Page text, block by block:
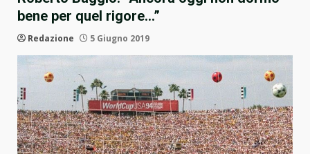
bene per quel rigore…”
Redazione 5 Giugno 2019